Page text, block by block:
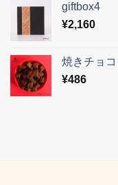
giftbox4
¥2,160
焼きチョコ
¥486